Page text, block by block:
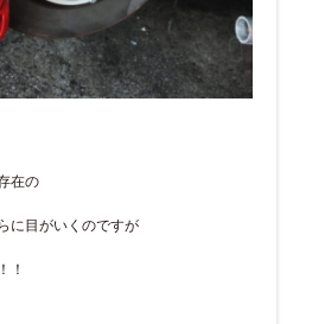
在の
に目がいくのですが
！